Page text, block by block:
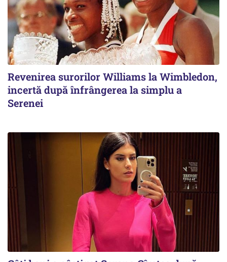
Revenirea surorilor Williams la Wimbledon,
incertă după înfrângerea la simplu a
Serenei